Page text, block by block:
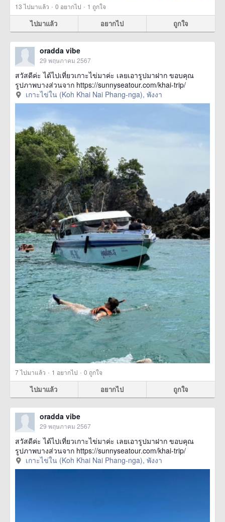
13ไปมาแล้ว · 0 อยากไป · 1 ถูกใจ
ไปมาแล้ว อยากไป ถูกใจ
oradda vibe
29 พฤษภาคม 2567
สวัสดีค่ะ ได้ไปเที่ยวเกาะไข่มาค่ะ เลยเอารูปมาฝาก ขอบคุณ
รูปภาพบางส่วนจาก https://sunnyseatour.com/khai-trip/
เกาะไข่ใน (Koh Khai Nai Phang-nga), พังงา
7ไปมาแล้ว · 1 อยากไป · 0 ถูกใจ
ไปมาแล้ว อยากไป ถูกใจ
oradda vibe
29 พฤษภาคม 2567
สวัสดีค่ะ ได้ไปเที่ยวเกาะไข่มาค่ะ เลยเอารูปมาฝาก ขอบคุณ
รูปภาพบางส่วนจาก https://sunnyseatour.com/khai-trip/
เกาะไข่ใน (Koh Khai Nai Phang-nga), พังงา